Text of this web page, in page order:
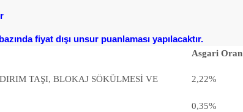
fiyat dışı unsur puanlaması yapılacaktır.
Asgari Oran
TAŞI, BLOKAJ SÖKÜLMESİ VE
2,22%
0,35%